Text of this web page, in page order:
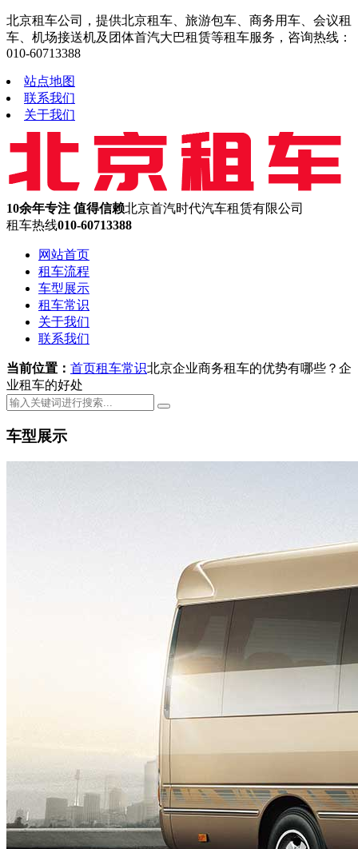
北京租车公司，提供北京租车、旅游包车、商务用车、会议租
车、机场接送机及团体首汽大巴租赁等租车服务，咨询热线：
010-60713388
站点地图
联系我们
关于我们
10余年专注 值得信赖北京首汽时代汽车租赁有限公司
租车热线010-60713388
网站首页
租车流程
车型展示
租车常识
关于我们
联系我们
当前位置： 首页租车常识北京企业商务租车的优势有哪些？企
业租车的好处
车型展示